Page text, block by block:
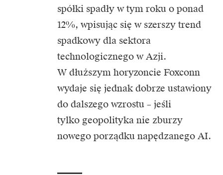
spółki spadły w tym roku o ponad
12%, wpisując się w szerszy trend
spadkowy dla sektora
technologicznego w Azji.
W dłuższym horyzoncie Foxconn
wydaje się jednak dobrze ustawiony
do dalszego wzrostu – jeśli
tylko geopolityka nie zburzy
nowego porządku napędzanego AI.